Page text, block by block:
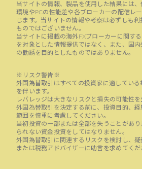
当サイトの情報、製品を使用した結果には
環境やPCの性能差や各ブローカーの配信レ
じます。当サイトの情報や考察は必ずしも
ものではございません。
当サイトに掲載の海外FXブローカーに関す
を対象とした情報提供ではなく、また、国
の勧誘を目的としたものではありません。
※リスク警告※
外国為替取引はすべての投資家に適してい
を伴います。
レバレッジは大きなリスクと損失の可能性を
外国為替取引を決定する前に、投資目的、
範囲を慎重に考慮してください。
当初投資の一部または全部を失うことがあ
られない資金投資をしてはなりません。
外国為替取引に関連するリスクを検討し、
または税務アドバイザーに助言を求めてくだ